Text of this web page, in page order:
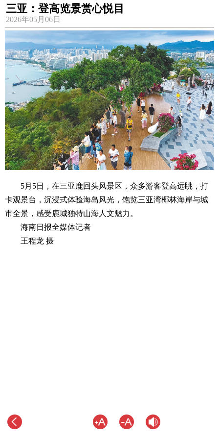
三亚：登高览景赏心悦目
2026年05月06日
5月5日，在三亚鹿回头风景区，众多游客登高远眺，打
卡观景台，沉浸式体验海岛风光，饱览三亚湾椰林海岸与城
市全景，感受鹿城独特山海人文魅力。
海南日报全媒体记者
王程龙 摄